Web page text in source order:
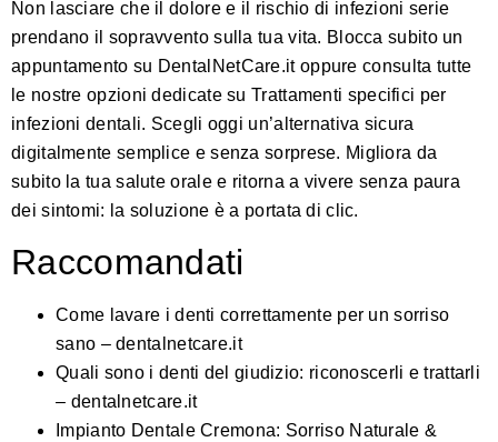
Non lasciare che il dolore e il rischio di infezioni serie
prendano il sopravvento sulla tua vita. Blocca subito un
appuntamento su DentalNetCare.itoppure consulta tutte
le nostre opzioni dedicate suTrattamenti specifici per
infezioni dentali. Scegli oggi un’alternativa sicura
digitalmente semplice e senza sorprese. Migliora da
subito la tua salute orale e ritorna a vivere senza paura
dei sintomi: la soluzione è a portata di clic.
Raccomandati
Come lavare i denti correttamente per un sorriso
sano – dentalnetcare.it
Quali sono i denti del giudizio: riconoscerli e trattarli
– dentalnetcare.it
Impianto Dentale Cremona: Sorriso Naturale &